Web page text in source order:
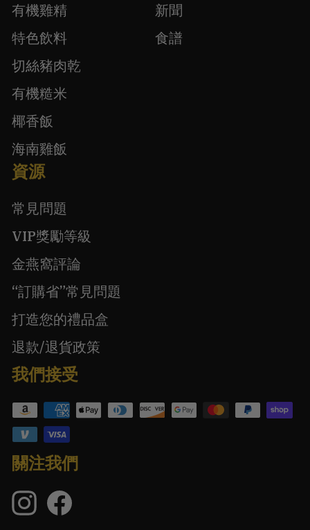
有機雞精
特色飲料
切絲豬肉乾
有機糙米
椰香飯
海南雞飯
新聞
食譜
資源
常見問題
VIP獎勵等級
金燕窩評論
“訂購省”常見問題
打造您的禮品盒
退款/退貨政策
我們接受
關注我們
Instagram
臉